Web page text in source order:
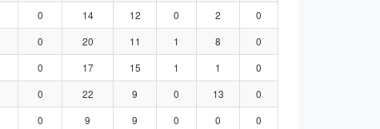
0 14 12 0 2
0
0 20 11 1 8
0
0 17 15 1 1
0
0 22 9 0 13
0
0 9 9 0 0
0